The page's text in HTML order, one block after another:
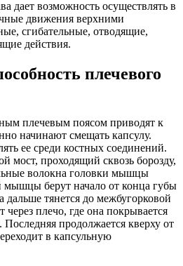
дает возможность осуществлять в
движения верхними
сгибательные, отводящие,
действия.
плечевого
плечевым поясом приводят к
начинают смещать капсулу.
ее среди костных соединений.
мост, проходящий сквозь борозду,
волокна головки мышцы
мышцы берут начало от конца губы
дальше тянется до межбугорковой
плечо, где она покрывается
продолжается кверху от
в капсульную